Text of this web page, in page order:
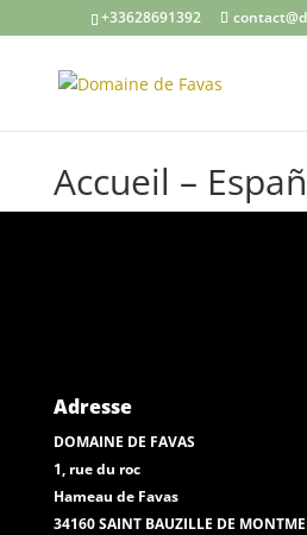
+33628691392
Accueil –
Adresse
DOMAINE DE FAVAS
1, rue du roc
Hameau de Favas
34160 SAINT BAUZILLE DE